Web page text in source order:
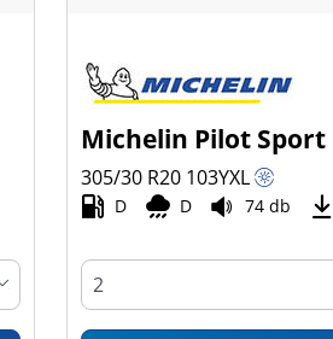
Michelin Pilot Sport
305/30 R20 103YXL
D D 74 db